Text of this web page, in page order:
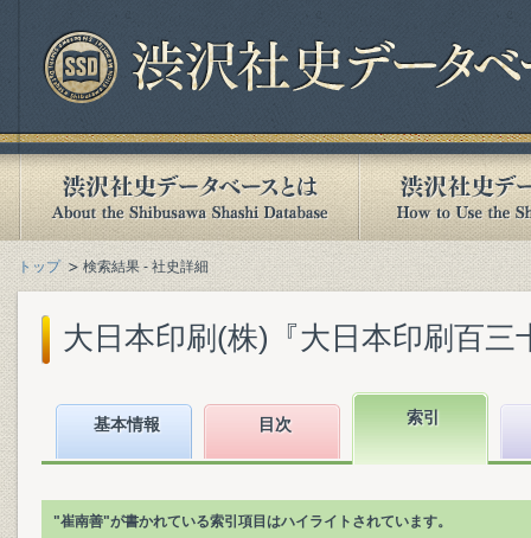
トップ 検索結果 - 社史詳細
大日本印刷(株)『大日本印刷百三
基本情報 目次 索引
"崔南善"が書かれている索引項目はハイライトされています。